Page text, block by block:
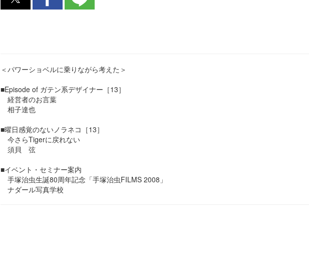
＜パワーショベルに乗りながら考えた＞
■Episode of ガテン系デザイナー［13］
経営者のお言葉
相子達也
■曜日感覚のないノラネコ［13］
今さらTigerに戻れない
須貝 弦
■イベント・セミナー案内
手塚治虫生誕80周年記念「手塚治虫FILMS 2008」
ナダール写真学校